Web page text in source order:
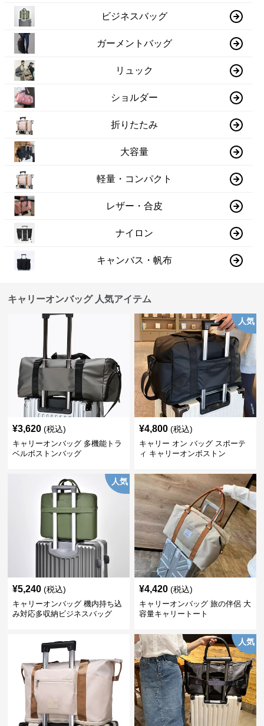
ビジネスバッグ
ガーメントバッグ
リュック
ショルダー
折りたたみ
大容量
軽量・コンパクト
レザー・合皮
ナイロン
キャンバス・帆布
キャリーオンバッグ 人気アイテム
¥3,620 (税込)
キャリーオンバッグ 多機能トラ
ベルボストンバッグ
人気
¥4,800 (税込)
キャリー オン バッグ スポーテ
ィ キャリーオンボストン
人気
¥5,240 (税込)
キャリーオンバッグ 機内持ち込
み対応多収納ビジネスバッグ
¥4,420 (税込)
キャリーオンバッグ 旅の伴侶 大
容量キャリートート
人気